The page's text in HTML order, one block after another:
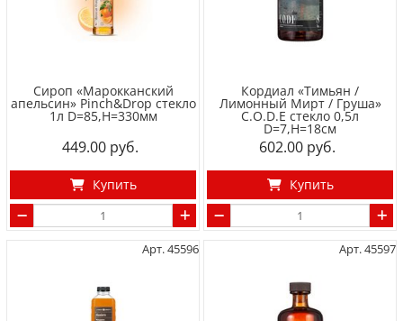
Сироп «Марокканский
апельсин» Pinch&Drop стекло
1л D=85,H=330мм
449.00
Купить
Кордиал «Тимьян /
Лимонный Мирт / Груша»
C.O.D.E стекло 0,5л
D=7,H=18см
602.00
Купить
Арт. 45596 Арт. 45597